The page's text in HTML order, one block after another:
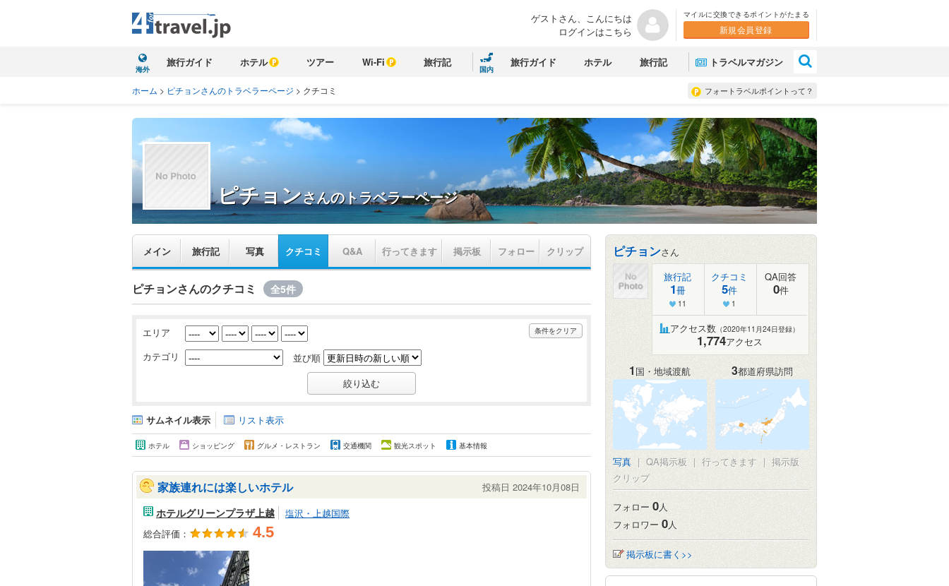
ゲストさん、こんにちは
ログインはこちら
マイルに交換できるポイントがたまる
新規会員登録
海外
旅行ガイド ホテル ツアー Wi-Fi 旅行記
国内
旅行ガイド ホテル 旅行記 トラベルマガジン
フォートラベルポイントって？
ホーム > ピチョンさんのトラベラーページ > クチコミ
ピチョンさんのトラベラーページ
メイン 旅行記 写真 クチコミ Q&A 行ってきます 掲示板 フォロー クリップ
ピチョンさんのクチコミ 全5件
条件をクリア
エリア
カテゴリ
並び順
サムネイル表示 リスト表示
ホテル ショッピング グルメ・レストラン 交通機関 観光スポット 基本情報
家族連れには楽しいホテル 投稿日 2024年10月08日
ホテルグリーンプラザ上越
塩沢・上越国際
総合評価：
4.5
ピチョンさん
旅行記
1冊
11
クチコミ
5件
1
QA回答
0件
アクセス数 （2020年11月24日登録）
1,774アクセス
1国・地域渡航 3都道府県訪問
写真 | QA掲示板 | 行ってきます | 掲示版
クリップ
フォロー 0人
フォロワー 0人
掲示板に書く>>